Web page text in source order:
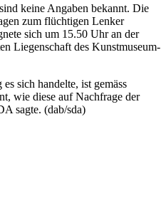
keine Angaben bekannt. Die
zum flüchtigen Lenker
sich um 15.50 Uhr an der
Liegenschaft des Kunstmuseum-
sich handelte, ist gemäss
wie diese auf Nachfrage der
sagte. (dab/sda)